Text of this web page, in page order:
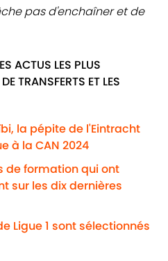
pas d'enchaîner et de
ACTUS LES PLUS
TRANSFERTS ET LES
la pépite de l'Eintracht
à la CAN 2024
de formation qui ont
sur les dix dernières
Ligue 1 sont sélectionnés